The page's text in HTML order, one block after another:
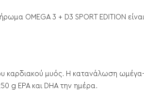
OMEGA 3 + D3 SPORT EDITION
καρδιακού μυός. Η κατανάλωση
g EPA και DHA την ημέρα.